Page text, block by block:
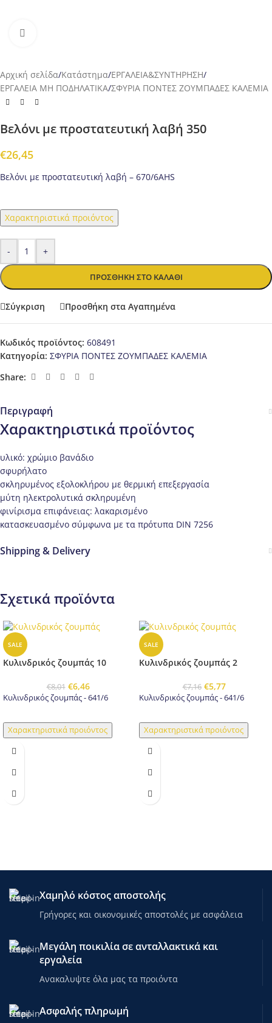
Αρχική σελίδα/Κατάστημα/ΕΡΓΑΛΕΙΑ&ΣΥΝΤΗΡΗΣΗ/
ΕΡΓΑΛΕΙΑ ΜΗ ΠΟΔΗΛΑΤΙΚΑ/ΣΦΥΡΙΑ ΠΟΝΤΕΣ ΖΟΥΜΠΑΔΕΣ ΚΑΛΕΜΙΑ
Βελόνι με προστατευτική λαβή 350
€26,45
Βελόνι με προστατευτική λαβή – 670/6AHS
Χαρακτηριστικά προιόντος
- +
ΠΡΟΣΘΉΚΗ ΣΤΟ ΚΑΛΆΘΙ
Σύγκριση Προσθήκη στα Αγαπημένα
Κωδικός προϊόντος: 608491
Κατηγορία: ΣΦΥΡΙΑ ΠΟΝΤΕΣ ΖΟΥΜΠΑΔΕΣ ΚΑΛΕΜΙΑ
Share:
Περιγραφή
Χαρακτηριστικά προϊόντος
υλικό: χρώμιο βανάδιο
σφυρήλατο
σκληρυμένος εξολοκλήρου με θερμική επεξεργασία
μύτη ηλεκτρολυτικά σκληρυμένη
φινίρισμα επιφάνειας: λακαρισμένο
κατασκευασμένο σύμφωνα με τα πρότυπα DIN 7256
Shipping & Delivery
Σχετικά προϊόντα
SALE
Κυλινδρικός ζουμπάς 10
€8,01 €6,46
Κυλινδρικός ζουμπάς - 641/6
Χαρακτηριστικά προιόντος
SALE
Κυλινδρικός ζουμπάς 2
€7,16 €5,77
Κυλινδρικός ζουμπάς - 641/6
Χαρακτηριστικά προιόντος
Χαμηλό κόστος αποστολής
Γρήγορες και οικονομικές αποστολές με ασφάλεια
Μεγάλη ποικιλία σε ανταλλακτικά και
εργαλεία
Ανακαλυψτε όλα μας τα προιόντα
Ασφαλής πληρωμή